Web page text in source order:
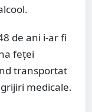
de ani i-ar fi
feței
transportat
medicale.